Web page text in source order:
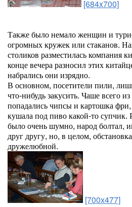
[684x700]
Также было немало женщин и
огромных кружек или стаканов.
столиков разместилась компания
конце вечера разносил этих
набрались они изрядно.
В основном, посетители пили,
что-нибудь закусить. Чаше всего
попадались чипсы и картошка
кушала под пиво какой-то супчик.
было очень шумно, народ болтал,
друг другу, но, в целом,
дружелюбной.
[700x477]